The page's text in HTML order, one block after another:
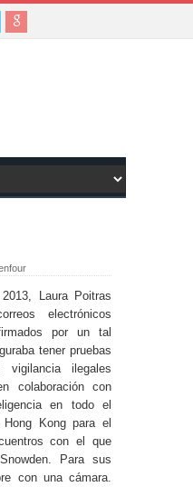
Laura Poitras
electrónicos
por un tal
tener pruebas
ilegales
colaboración con
en todo el
Kong para el
con el que
Para sus
con una cámara.